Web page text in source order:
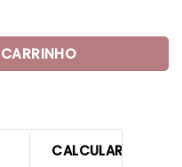
GRAMAS (PELE COM
CALCULAR